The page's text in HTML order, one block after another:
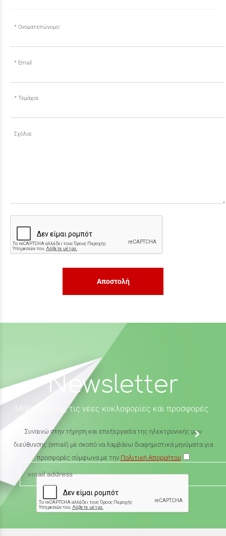
Ονοματεπώνυμο:
Email:
Τεμάχια:
Σχόλια:
Αποστολή
Newsletter
Μάθε πρώτος τις νέες κυκλοφορίες και προσφορές.
Συναινώ στην τήρηση και επεξεργασία της ηλεκτρονικής μου
διεύθυνσης (email) με σκοπό να λαμβάνω διαφημιστικά μηνύματα για
προσφορές σύμφωνα με την Πολιτική Απορρήτου